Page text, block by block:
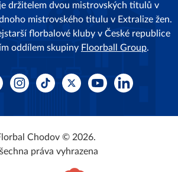
držitelem dvou mistrovských titulů v
mistrovského titulu v Extralize žen.
florbalové kluby v České republice
oddílem skupiny Floorball Group.
Instagram
TikTok Platform X
YouTubeLinkedIn
Chodov © 2026.
práva vyhrazena